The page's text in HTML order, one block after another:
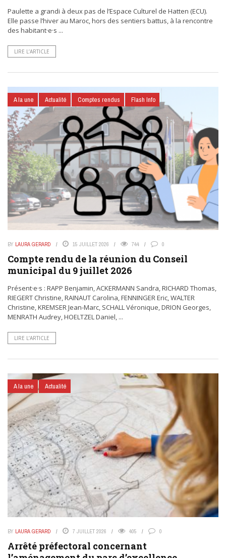
Paulette a grandi à deux pas de l’Espace Culturel de Hatten (ECU).
Elle passe l’hiver au Maroc, hors des sentiers battus, à la rencontre
des habitant·e·s ...
LIRE L’ARTICLE
A la une Actualité Comptes rendus Flash Info
BY LAURA GERARD 15 JUILLET 2026 744 0
Compte rendu de la réunion du Conseil
municipal du 9 juillet 2026
Présent·e·s : RAPP Benjamin, ACKERMANN Sandra, RICHARD Thomas,
RIEGERT Christine, RAINAUT Carolina, FENNINGER Eric, WALTER
Christine, KREMSER Jean-Marc, SCHALL Véronique, DRION Georges,
MENRATH Audrey, HOELTZEL Daniel, ...
LIRE L’ARTICLE
A la une Actualité
BY LAURA GERARD 7 JUILLET 2026 405 0
Arrêté préfectoral concernant